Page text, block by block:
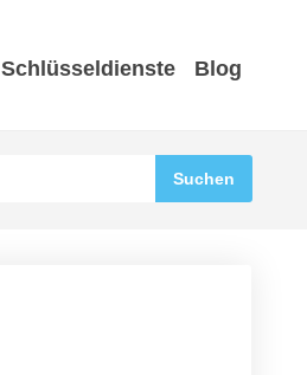
Schlüsseldienste Blog